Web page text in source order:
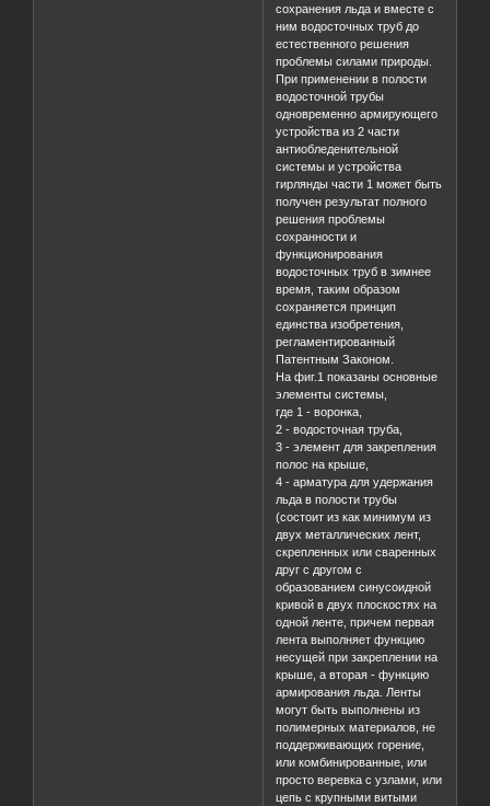
сохранения льда и вместе с
ним водосточных труб до
естественного решения
проблемы силами природы.
При применении в полости
водосточной трубы
одновременно армирующего
устройства из 2 части
антиобледенительной
системы и устройства
гирлянды части 1 может быть
получен результат полного
решения проблемы
сохранности и
функционирования
водосточных труб в зимнее
время, таким образом
сохраняется принцип
единства изобретения,
регламентированный
Патентным Законом.
На фиг.1 показаны основные
элементы системы,
где 1 - воронка,
2 - водосточная труба,
3 - элемент для закрепления
полос на крыше,
4 - арматура для удержания
льда в полости трубы
(состоит из как минимум из
двух металлических лент,
скрепленных или сваренных
друг с другом с
образованием синусоидной
кривой в двух плоскостях на
одной ленте, причем первая
лента выполняет функцию
несущей при закреплении на
крыше, а вторая - функцию
армирования льда. Ленты
могут быть выполнены из
полимерных материалов, не
поддерживающих горение,
или комбинированные, или
просто веревка с узлами, или
цепь с крупными витыми